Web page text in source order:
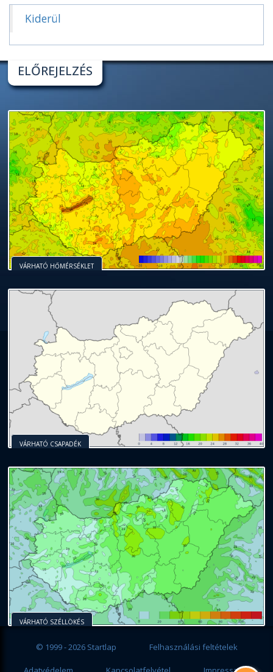
Kiderül
ELŐREJELZÉS
VÁRHATÓ HŐMÉRSÉKLET
VÁRHATÓ CSAPADÉK
VÁRHATÓ SZÉLLÖKÉS
© 1999 - 2026 Startlap Felhasználási feltételek